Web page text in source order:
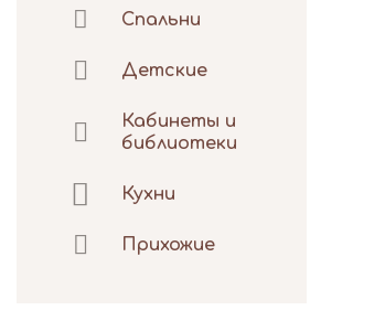
Спальни
Детские
Кабинеты и
библиотеки
Кухни
Прихожие